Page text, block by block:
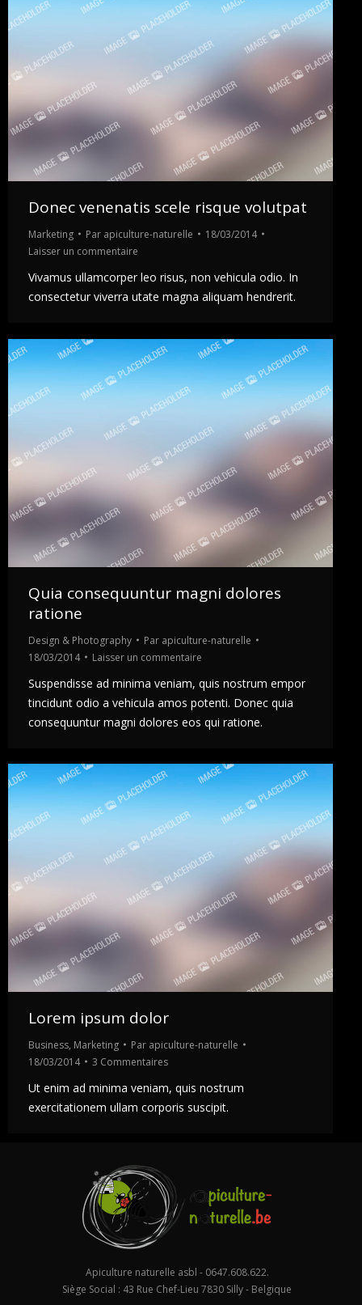
Donec venenatis scele risque volutpat
Marketing Par apiculture-naturelle
18/03/2014
Laisser un commentaire
Vivamus ullamcorper leo risus, non vehicula odio. In
consectetur viverra utate magna aliquam hendrerit.
Quia consequuntur magni dolores
ratione
Design & Photography Par apiculture-naturelle
18/03/2014
Laisser un commentaire
Suspendisse ad minima veniam, quis nostrum empor
tincidunt odio a vehicula amos potenti. Donec quia
consequuntur magni dolores eos qui ratione.
Lorem ipsum dolor
Business, Marketing Par apiculture-naturelle
18/03/2014
3 Commentaires
Ut enim ad minima veniam, quis nostrum
exercitationem ullam corporis suscipit.
Apiculture naturelle asbl - 0647.608.622.
Siège Social : 43 Rue Chef-Lieu 7830 Silly - Belgique